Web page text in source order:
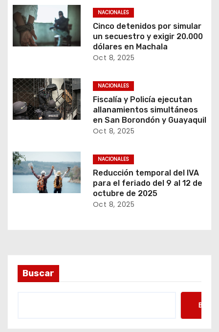
NACIONALES
Cinco detenidos por simular
un secuestro y exigir 20.000
dólares en Machala
Oct 8, 2025
NACIONALES
Fiscalía y Policía ejecutan
allanamientos simultáneos
en San Borondón y Guayaquil
Oct 8, 2025
NACIONALES
Reducción temporal del IVA
para el feriado del 9 al 12 de
octubre de 2025
Oct 8, 2025
Buscar